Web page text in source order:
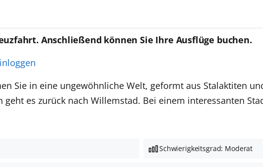
Anschließend können Sie Ihre Ausflüge buchen.
Sie in eine ungewöhnliche Welt, geformt aus Stalaktiten
es zurück nach Willemstad. Bei einem interessanten
Schwierigkeitsgrad: Moderat